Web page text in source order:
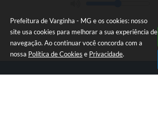
Prefeitura de Varginha - MG e os cookies: nosso
site usa cookies para melhorar a sua experiência de
navegação. Ao continuar você concorda com a
nossa Política de Cookies e Privacidade.